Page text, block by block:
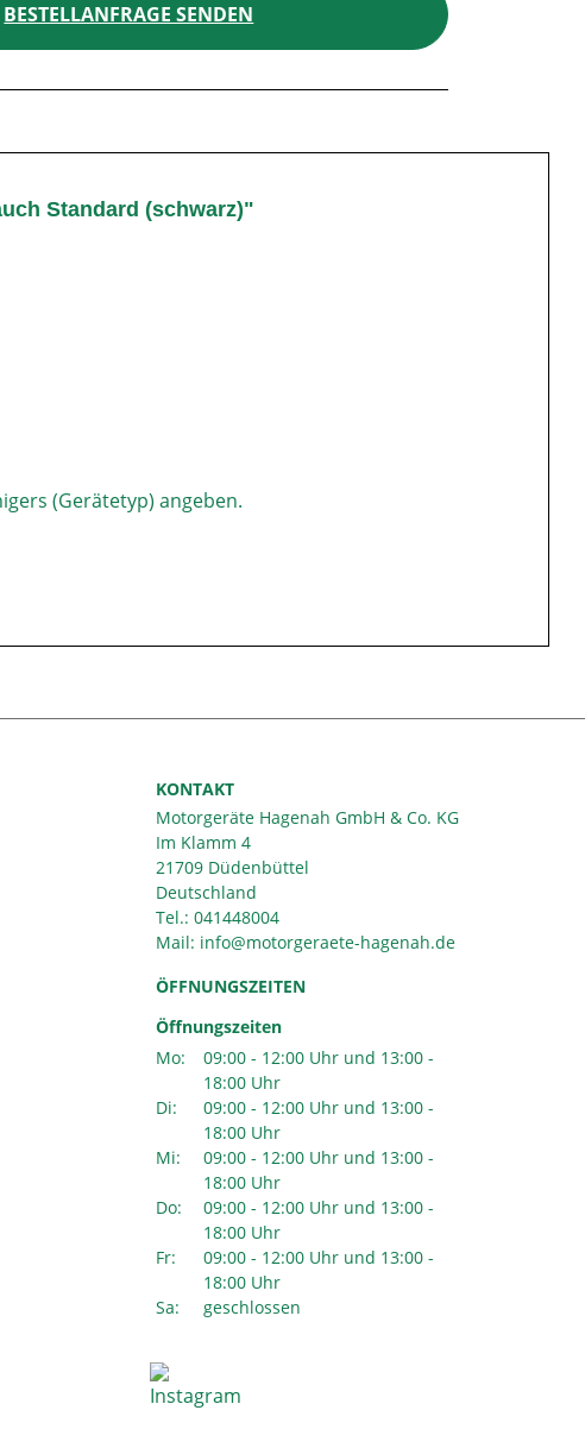
BESTELLANFRAGE SENDEN
Standard (schwarz)"
(Gerätetyp) angeben.
KONTAKT
Motorgeräte Hagenah GmbH & Co. KG
Im Klamm 4
21709 Düdenbüttel
Deutschland
Tel.: 041448004
Mail:
ÖFFNUNGSZEITEN
Öffnungszeiten
Mo:
09:00 - 12:00 Uhr und 13:00 -
18:00 Uhr
Di:
09:00 - 12:00 Uhr und 13:00 -
18:00 Uhr
Mi:
09:00 - 12:00 Uhr und 13:00 -
18:00 Uhr
Do:
09:00 - 12:00 Uhr und 13:00 -
18:00 Uhr
Fr:
09:00 - 12:00 Uhr und 13:00 -
18:00 Uhr
Sa:
geschlossen